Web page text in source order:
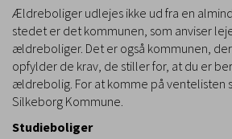
Ældreboliger udlejes ikke ud fra en
stedet er det kommunen, som anviser
ældreboliger. Det er også kommunen,
opfylder de krav, de stiller for, at du er
ældrebolig. For at komme på ventelisten
Silkeborg Kommune.
Studieboliger